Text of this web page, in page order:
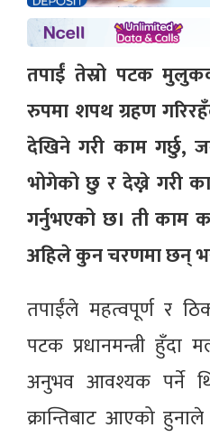
तपाईं तेस्रो पटक
रुपमा शपथ ग्रहण
देखिने गरी काम गर्छु,
भोगेको छु र देख्ने गरी
गर्नुभएको छ। ती
अहिले कुन चरणमा छन्
तपाईंले महत्वपूर्ण र
पटक प्रधानमन्त्री हुँदा
अनुभव आवश्यक पर्ने
क्रान्तिबाट आएको